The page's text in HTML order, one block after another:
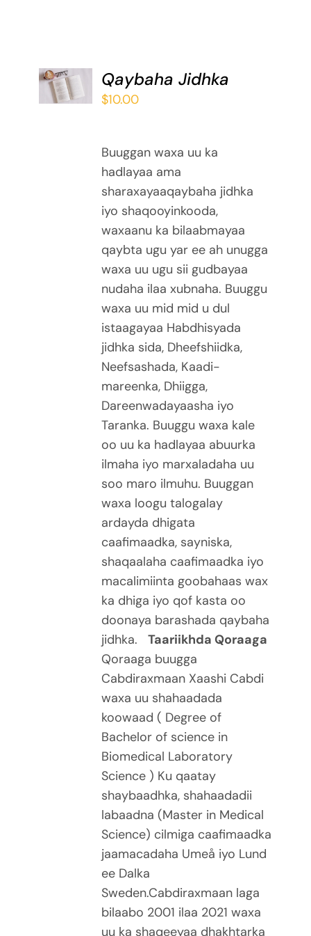
ADD TO
BASKET
/
Qaybaha Jidhka
$10.00
Buuggan waxa uu ka
hadlayaa ama
sharaxayaaqaybaha jidhka
iyo shaqooyinkooda,
waxaanu ka bilaabmayaa
qaybta ugu yar ee ah unugga
waxa uu ugu sii gudbayaa
nudaha ilaa xubnaha. Buuggu
waxa uu mid mid u dul
istaagayaa Habdhisyada
jidhka sida, Dheefshiidka,
Neefsashada, Kaadi-
mareenka, Dhiigga,
Dareenwadayaasha iyo
Taranka. Buuggu waxa kale
oo uu ka hadlayaa abuurka
ilmaha iyo marxaladaha uu
soo maro ilmuhu. Buuggan
waxa loogu talogalay
ardayda dhigata
caafimaadka, sayniska,
shaqaalaha caafimaadka iyo
macalimiinta goobahaas wax
ka dhiga iyo qof kasta oo
doonaya barashada qaybaha
jidhka.Taariikhda Qoraaga
Qoraaga buugga
Cabdiraxmaan Xaashi Cabdi
waxa uu shahaadada
koowaad ( Degree of
Bachelor of science in
Biomedical Laboratory
Science ) Ku qaatay
shaybaadhka, shahaadadii
labaadna (Master in Medical
Science) cilmiga caafimaadka
jaamacadaha Umeå iyo Lund
ee Dalka
Sweden.Cabdiraxmaan laga
bilaabo 2001 ilaa 2021 waxa
uu ka shaqeeyaa dhakhtarka